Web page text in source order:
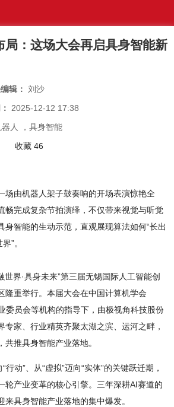
局：这场大会再启具身智能新
辑： 刘沙
2025-12-12 17:38
人 ， 具身智能
收藏 46
场由机器人架子鼓奏响的开场表演惊艳全
畅完成复杂节拍演绎，不仅带来视觉与听觉
身智能的生动示范，直观展现算法如何“长出
”。
世界·具身未来”第三届无锡国际人工智能创
隆重举行。本届大会在中国计算机学会
委员会等机构的指导下，由极视角科技股份
专家、行业精英齐聚太湖之滨、运河之畔，
推具身智能产业落地。
行动”、从“虚拟”迈向“实体”的关键跃迁期，
轮产业变革的核心引擎。三年深耕AI赛道的
来具身智能产业落地的集中爆发。